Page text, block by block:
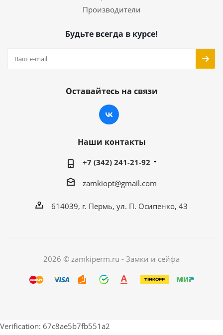
Производители
Будьте всегда в курсе!
Оставайтесь на связи
Наши контакты
+7 (342) 241-21-92
zamkiopt@gmail.com
614039, г. Пермь, ул. П. Осипенко, 43
2026 © zamkiperm.ru - Замки и сейфа
Verification: 67c8ae5b7fb551a2